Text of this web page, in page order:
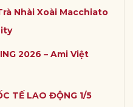
Nhài Xoài Macchiato
2026 – Ami Việt
TẾ LAO ĐỘNG 1/5